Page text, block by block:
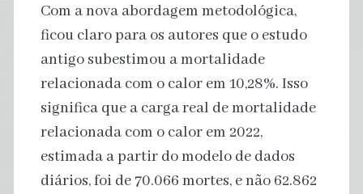
Com a nova abordagem metodológica,
ficou claro para os autores que o estudo
antigo subestimou a mortalidade
relacionada com o calor em 10,28%. Isso
significa que a carga real de mortalidade
relacionada com o calor em 2022,
estimada a partir do modelo de dados
diários, foi de 70.066 mortes, e não 62.862